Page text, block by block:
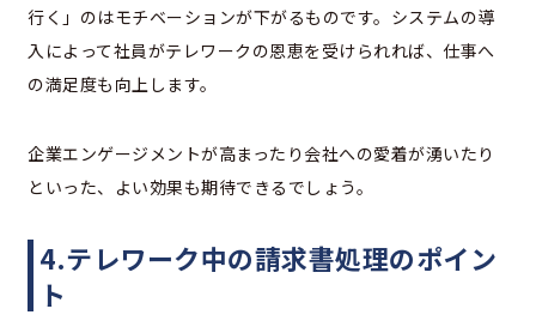
行く」のはモチベーションが下がるものです。システムの導
入によって社員がテレワークの恩恵を受けられれば、仕事へ
の満足度も向上します。
企業エンゲージメントが高まったり会社への愛着が湧いたり
といった、よい効果も期待できるでしょう。
4.テレワーク中の請求書処理のポイン
ト